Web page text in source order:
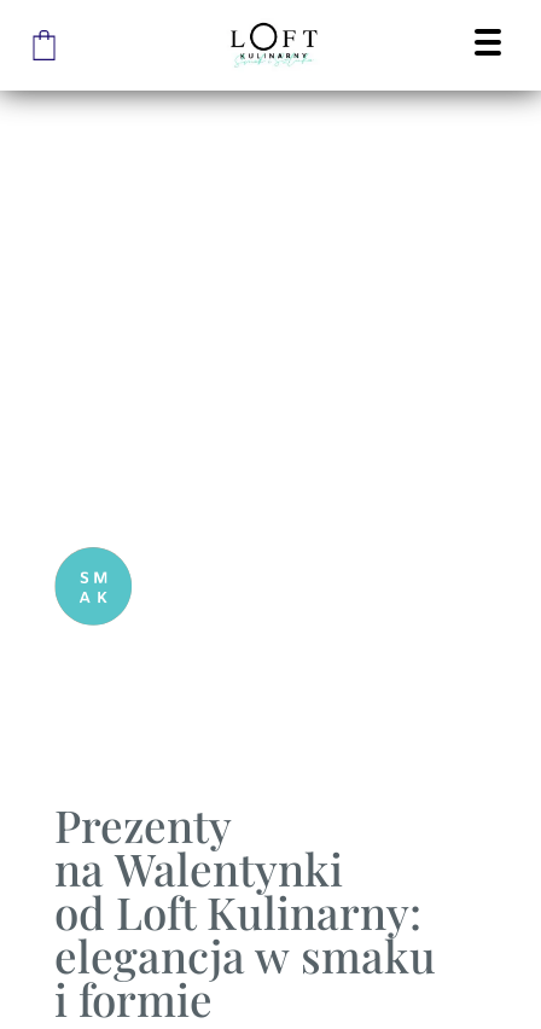
Prezenty
na Walentynki
od Loft Kulinarny:
elegancja w smaku
i formie